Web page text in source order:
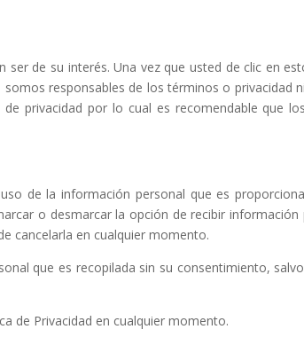
de su interés. Una vez que usted de clic en
responsables de los términos o privacidad
privacidad por lo cual es recomendable que
de la información personal que es
o desmarcar la opción de recibir
cancelarla en cualquier momento.
que es recopilada sin su consentimiento,
de Privacidad en cualquier momento.